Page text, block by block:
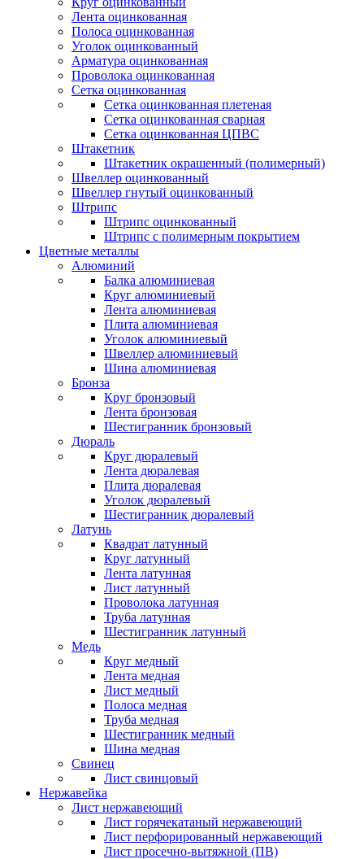
Лента оцинкованная
Полоса оцинкованная
Уголок оцинкованный
Арматура оцинкованная
Проволока оцинкованная
Сетка оцинкованная
Сетка оцинкованная плетеная
Сетка оцинкованная сварная
Сетка оцинкованная ЦПВС
Штакетник
Штакетник окрашенный (полимерный)
Швеллер оцинкованный
Швеллер гнутый оцинкованный
Штрипс
Штрипс оцинкованный
Штрипс с полимерным покрытием
Цветные металлы
Алюминий
Балка алюминиевая
Круг алюминиевый
Лента алюминиевая
Плита алюминиевая
Уголок алюминиевый
Швеллер алюминиевый
Шина алюминиевая
Бронза
Круг бронзовый
Лента бронзовая
Шестигранник бронзовый
Дюраль
Круг дюралевый
Лента дюралевая
Плита дюралевая
Уголок дюралевый
Шестигранник дюралевый
Латунь
Квадрат латунный
Круг латунный
Лента латунная
Лист латунный
Проволока латунная
Труба латунная
Шестигранник латунный
Медь
Круг медный
Лента медная
Лист медный
Полоса медная
Труба медная
Шестигранник медный
Шина медная
Свинец
Лист свинцовый
Нержавейка
Лист нержавеющий
Лист горячекатаный нержавеющий
Лист перфорированный нержавеющий
Лист просечно-вытяжной (ПВ)